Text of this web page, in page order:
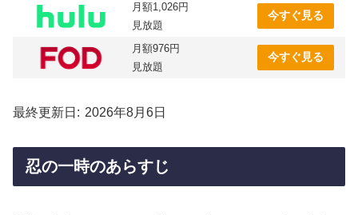
月額1,026円
見放題
今すぐ見る
月額976円
見放題
今すぐ見る
最終更新日 2026年8月6日
忍の一時のあらすじ